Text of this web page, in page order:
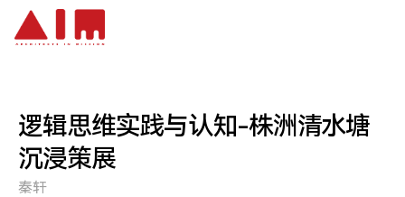
跳到主要内容
逻辑思维实践与认知-株洲清水塘
沉浸策展
秦轩